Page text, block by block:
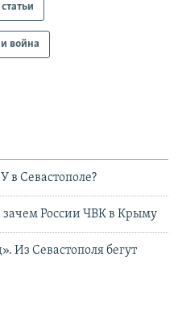
война
в Севастополе?
России ЧВК в Крыму
Из Севастополя бегут